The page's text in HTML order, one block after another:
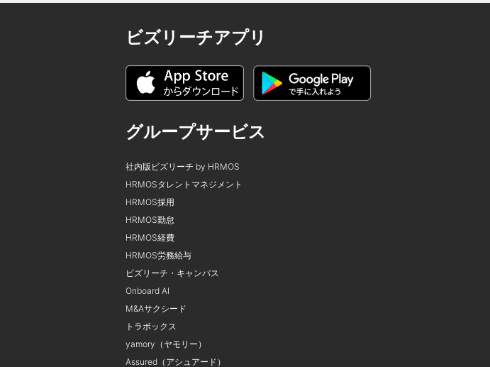
ビズリーチアプリ
グループサービス
社内版ビズリーチ by HRMOS
HRMOSタレントマネジメント
HRMOS採用
HRMOS勤怠
HRMOS経費
HRMOS労務給与
ビズリーチ・キャンパス
Onboard AI
M&Aサクシード
トラボックス
yamory（ヤモリー）
Assured（アシュアード）